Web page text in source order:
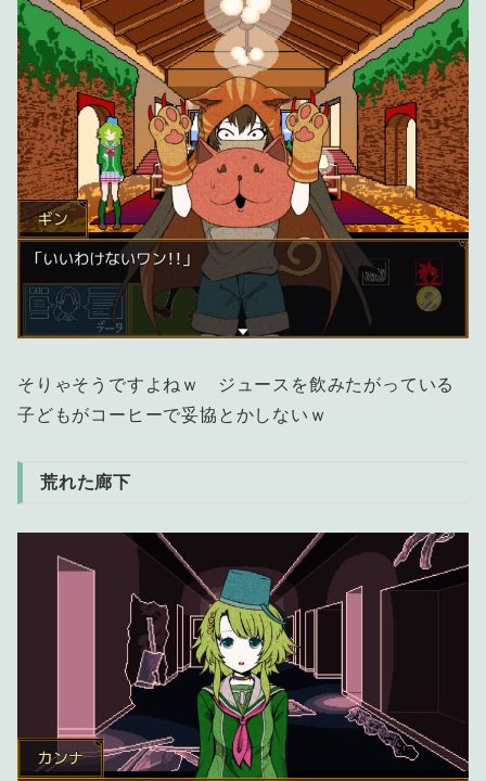
そりゃそうですよねｗ ジュースを飲みたがっている
子どもがコーヒーで妥協とかしないｗ
荒れた廊下